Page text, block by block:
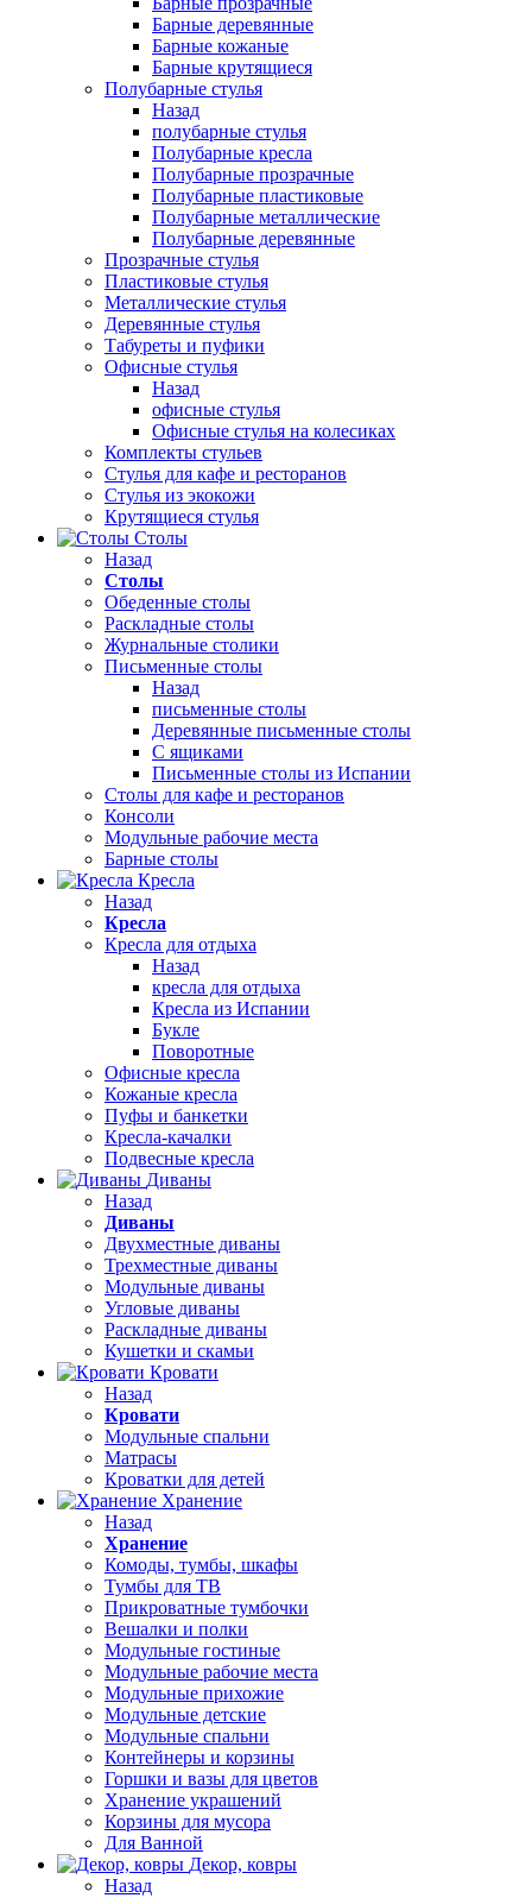
Барные деревянные
Барные кожаные
Барные крутящиеся
Полубарные стулья
Назад
полубарные стулья
Полубарные кресла
Полубарные прозрачные
Полубарные пластиковые
Полубарные металлические
Полубарные деревянные
Прозрачные стулья
Пластиковые стулья
Металлические стулья
Деревянные стулья
Табуреты и пуфики
Офисные стулья
Назад
офисные стулья
Офисные стулья на колесиках
Комплекты стульев
Стулья для кафе и ресторанов
Стулья из экокожи
Крутящиеся стулья
Столы
Назад
Столы
Обеденные столы
Раскладные столы
Журнальные столики
Письменные столы
Назад
письменные столы
Деревянные письменные столы
С ящиками
Письменные столы из Испании
Столы для кафе и ресторанов
Консоли
Модульные рабочие места
Барные столы
Кресла
Назад
Кресла
Кресла для отдыха
Назад
кресла для отдыха
Кресла из Испании
Букле
Поворотные
Офисные кресла
Кожаные кресла
Пуфы и банкетки
Кресла-качалки
Подвесные кресла
Диваны
Назад
Диваны
Двухместные диваны
Трехместные диваны
Модульные диваны
Угловые диваны
Раскладные диваны
Кушетки и скамьи
Кровати
Назад
Кровати
Модульные спальни
Матрасы
Кроватки для детей
Хранение
Назад
Хранение
Комоды, тумбы, шкафы
Тумбы для ТВ
Прикроватные тумбочки
Вешалки и полки
Модульные гостиные
Модульные рабочие места
Модульные прихожие
Модульные детские
Модульные спальни
Контейнеры и корзины
Горшки и вазы для цветов
Хранение украшений
Корзины для мусора
Для Ванной
Декор, ковры
Назад